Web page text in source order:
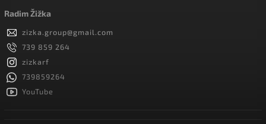
Radim Žižka
zizka.group@gmail.com
739 859 264
zizkarf
739859264
YouTube